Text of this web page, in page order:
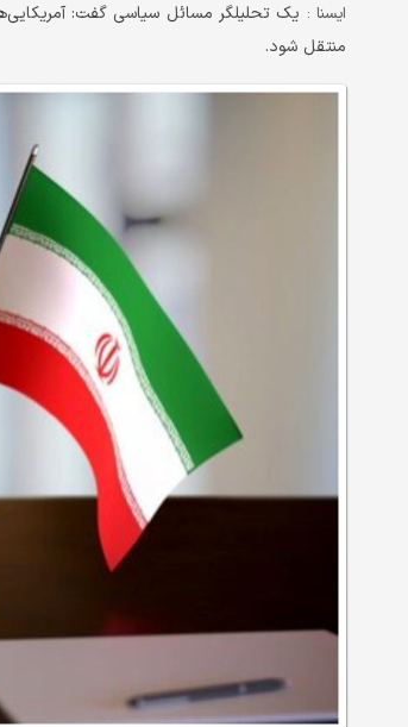
ايسنا : یک تحلیلگر مسائل سیاسی گفت:
منتقل شود.